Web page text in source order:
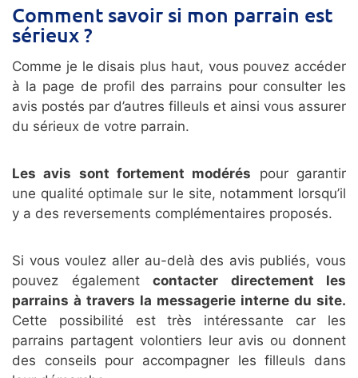
Comment savoir si mon parrain est
sérieux ?
Comme je le disais plus haut, vous pouvez accéder
à la page de profil des parrains pour consulter les
avis postés par d’autres filleuls et ainsi vous assurer
du sérieux de votre parrain.
Les avis sont fortement modérés pour garantir
une qualité optimale sur le site, notamment lorsqu’il
y a des reversements complémentaires proposés.
Si vous voulez aller au-delà des avis publiés, vous
pouvez également contacter directement les
parrains à travers la messagerie interne du site.
Cette possibilité est très intéressante car les
parrains partagent volontiers leur avis ou donnent
des conseils pour accompagner les filleuls dans